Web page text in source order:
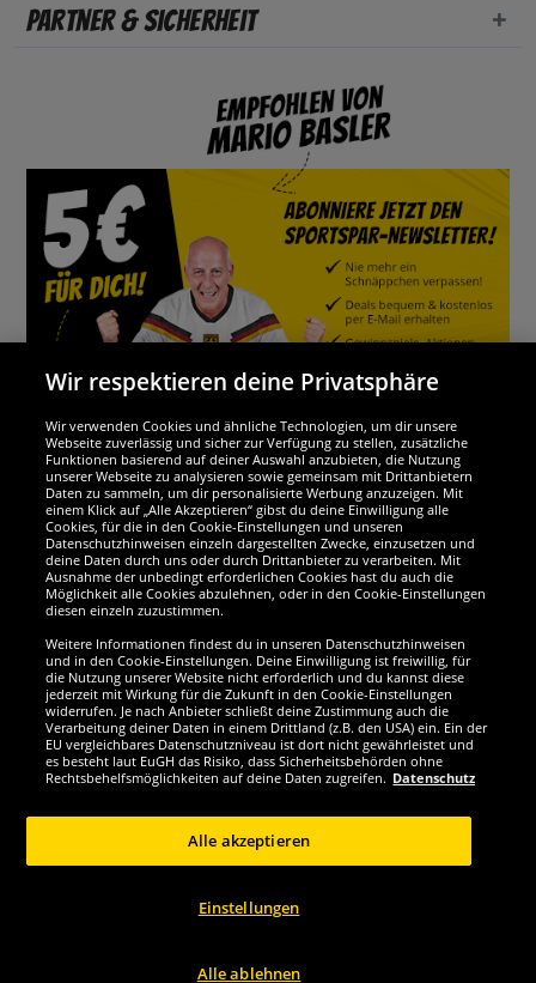
Partner & Sicherheit
Wir sind ausgezeichnet
Werde SportSpar-Fan!
Copyright © 2024 Sportspar GmbH, Gustav-Adolf-Ring 7, 04838 Eilenburg DE -
*Alle Preise inkl. gesetzl. Mehrwertsteuer zzgl.
Mitgliedschaft
Wir respektieren deine Privatsphäre
Wir verwenden Cookies und ähnliche Technologien, um dir unsere
Webseite zuverlässig und sicher zur Verfügung zu stellen, zusätzliche
Funktionen basierend auf deiner Auswahl anzubieten, die Nutzung
unserer Webseite zu analysieren sowie gemeinsam mit Drittanbietern
Daten zu sammeln, um dir personalisierte Werbung anzuzeigen. Mit
einem Klick auf „Alle Akzeptieren“ gibst du deine Einwilligung alle
Cookies, für die in den Cookie-Einstellungen und unseren
Datenschutzhinweisen einzeln dargestellten Zwecke, einzusetzen und
deine Daten durch uns oder durch Drittanbieter zu verarbeiten. Mit
Ausnahme der unbedingt erforderlichen Cookies hast du auch die
Möglichkeit alle Cookies abzulehnen, oder in den Cookie-Einstellungen
diesen einzeln zuzustimmen.
Weitere Informationen findest du in unseren Datenschutzhinweisen
und in den Cookie-Einstellungen. Deine Einwilligung ist freiwillig, für
die Nutzung unserer Website nicht erforderlich und du kannst diese
jederzeit mit Wirkung für die Zukunft in den Cookie-Einstellungen
widerrufen. Je nach Anbieter schließt deine Zustimmung auch die
Verarbeitung deiner Daten in einem Drittland (z.B. den USA) ein. Ein der
EU vergleichbares Datenschutzniveau ist dort nicht gewährleistet und
es besteht laut EuGH das Risiko, dass Sicherheitsbehörden ohne
Rechtsbehelfsmöglichkeiten auf deine Daten zugreifen. Datenschutz
Einstellungen
Alle ablehnen
Alle akzeptieren